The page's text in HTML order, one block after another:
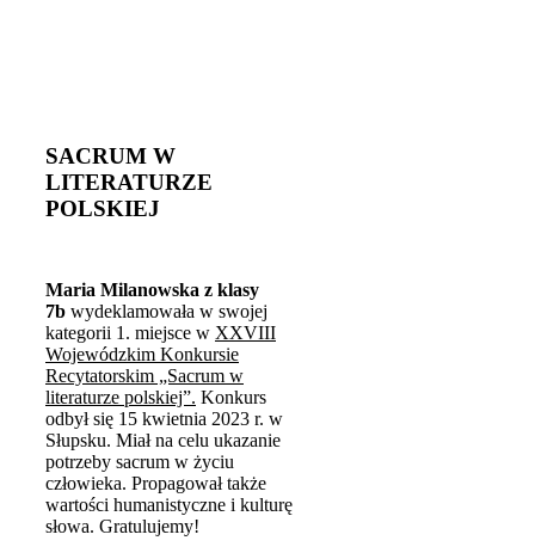
SACRUM W
LITERATURZE
POLSKIEJ
Maria Milanowska z klasy
7b wydeklamowała w swojej
kategorii 1. miejsce w XXVIII
Wojewódzkim Konkursie
Recytatorskim „Sacrum w
literaturze polskiej”. Konkurs
odbył się 15 kwietnia 2023 r. w
Słupsku. Miał na celu ukazanie
potrzeby sacrum w życiu
człowieka. Propagował także
wartości humanistyczne i kulturę
słowa. Gratulujemy!